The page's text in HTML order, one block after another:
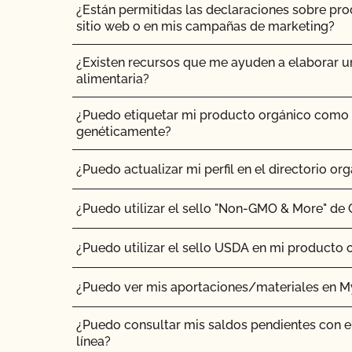
¿Están permitidas las declaraciones sobre
sitio web o en mis campañas de marketing?
¿Existen recursos que me ayuden a elaborar
alimentaria?
¿Puedo etiquetar mi producto orgánico
genéticamente?
¿Puedo actualizar mi perfil en el directorio
¿Puedo utilizar el sello "Non-GMO & More" de
¿Puedo utilizar el sello USDA en mi producto
¿Puedo ver mis aportaciones/materiales en
¿Puedo consultar mis saldos pendientes con
línea?
¿Cuáles son las normas específicas para los
¿Qué topes se exigen para las parcelas
¿Qué ocurre si me veo sometido a una
¿Qué ocurre si otra persona me proporciona
siembra?
¿Qué es un sistema hidropónico o en
¿Qué es un cultivo silvestre y cómo se
orgánica?